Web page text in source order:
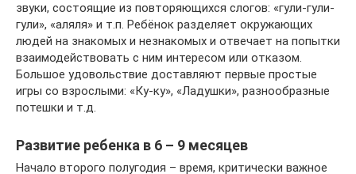
звуки, состоящие из повторяющихся слогов: «гули-гули-
гули», «аляля» и т.п. Ребёнок разделяет окружающих
людей на знакомых и незнакомых и отвечает на попытки
взаимодействовать с ним интересом или отказом.
Большое удовольствие доставляют первые простые
игры со взрослыми: «Ку-ку», «Ладушки», разнообразные
потешки и т.д.
Развитие ребенка в 6 – 9 месяцев
Начало второго полугодия – время, критически важное